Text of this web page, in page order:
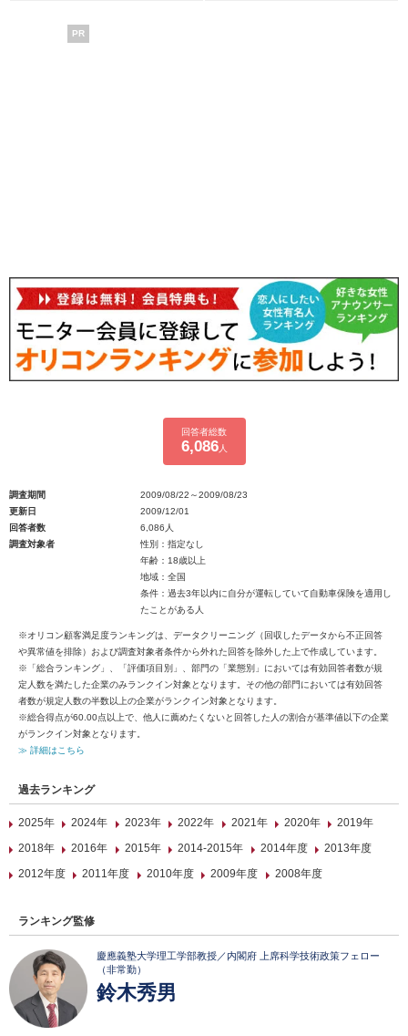
PR
回答者総数
6,086人
調査期間
2009/08/22～2009/08/23
更新日
2009/12/01
回答者数
6,086人
調査対象者
性別：指定なし
年齢：18歳以上
地域：全国
条件：過去3年以内に自分が運転していて自動車保険を適用し
たことがある人
※オリコン顧客満足度ランキングは、データクリーニング（回収したデータから不正回答
や異常値を排除）および調査対象者条件から外れた回答を除外した上で作成しています。
※「総合ランキング」、「評価項目別」、部門の「業態別」においては有効回答者数が規
定人数を満たした企業のみランクイン対象となります。その他の部門においては有効回答
者数が規定人数の半数以上の企業がランクイン対象となります。
※総合得点が60.00点以上で、他人に薦めたくないと回答した人の割合が基準値以下の企業
がランクイン対象となります。
≫ 詳細はこちら
過去ランキング
2025年 2024年 2023年 2022年 2021年 2020年
2019年
2018年
2016年 2015年 2014-2015年 2014年度
2013年度
2012年度
2011年度 2010年度 2009年度 2008年度
ランキング監修
慶應義塾大学理工学部教授／内閣府 上席科学技術政策フェロー
（非常勤）
鈴木秀男